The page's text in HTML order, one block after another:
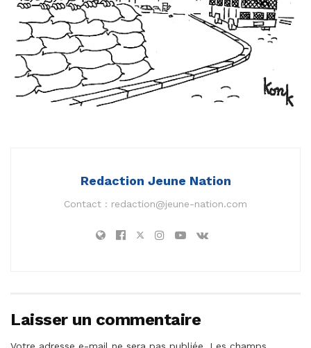
Redaction Jeune Nation
Contact : redaction@jeune-nation.com
Laisser un commentaire